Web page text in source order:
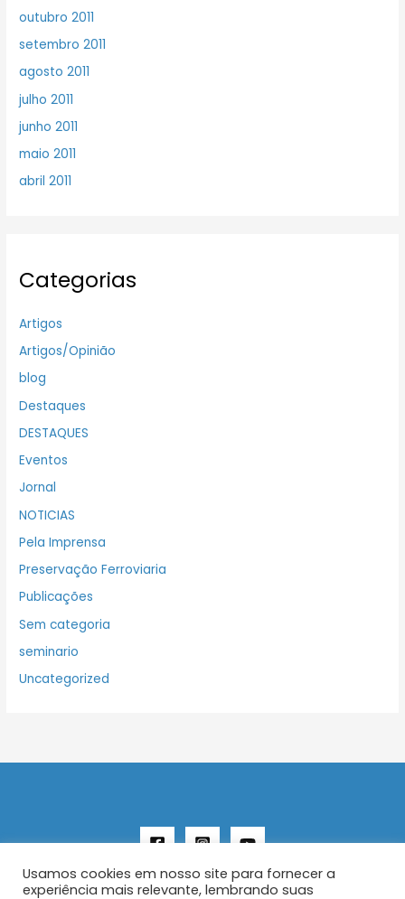
outubro 2011
setembro 2011
agosto 2011
julho 2011
junho 2011
maio 2011
abril 2011
Categorias
Artigos
Artigos/Opinião
blog
Destaques
DESTAQUES
Eventos
Jornal
NOTICIAS
Pela Imprensa
Preservação Ferroviaria
Publicações
Sem categoria
seminario
Uncategorized
Usamos cookies em nosso site para fornecer a
experiência mais relevante, lembrando suas